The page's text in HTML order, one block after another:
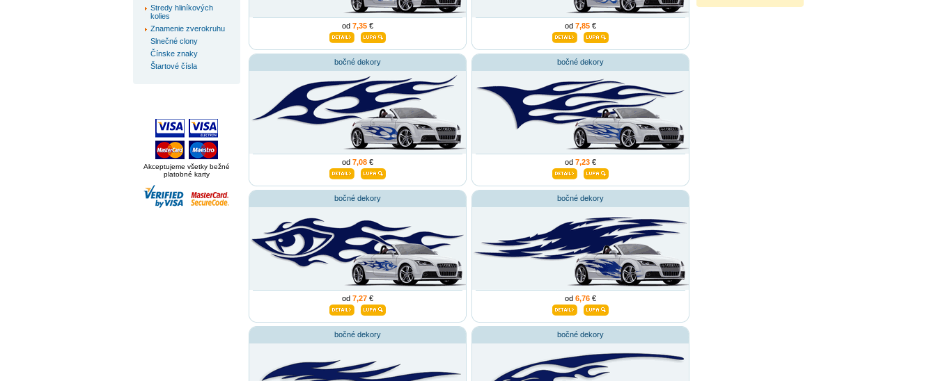
Stredy hliníkových
kolies
Znamenie zverokruhu
Slnečné clony
Čínske znaky
Štartové čísla
Akceptujeme všetky bežné
platobné karty
od 7,35€ od 7,85€
bočné dekory
od 7,08€
bočné dekory
od 7,23€
bočné dekory
od 7,27€
bočné dekory
od 6,76€
bočné dekory bočné dekory